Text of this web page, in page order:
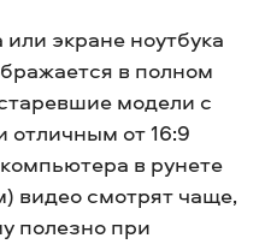
экране ноутбука
в полном
модели с
от 16:9
в рунете
видео смотрят чаще,
полезно при